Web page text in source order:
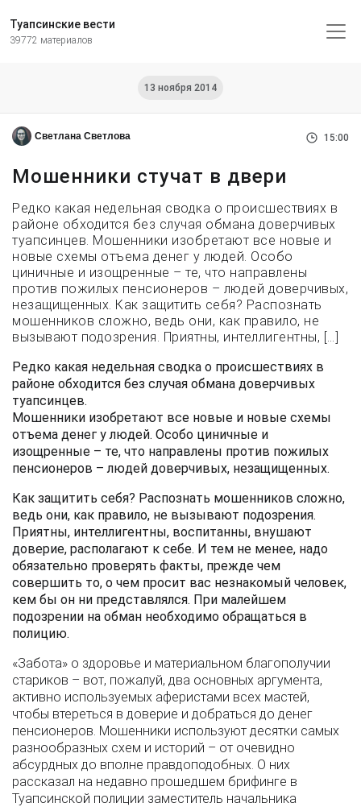
Туапсинские вести
39772 материалов
13 ноября 2014
Светлана Светлова 15:00
Мошенники стучат в двери
Редко какая недельная сводка о происшествиях в
районе обходится без случая обмана доверчивых
туапсинцев. Мошенники изобретают все новые и
новые схемы отъема денег у людей. Особо
циничные и изощренные – те, что направлены
против пожилых пенсионеров – людей доверчивых,
незащищенных. Как защитить себя? Распознать
мошенников сложно, ведь они, как правило, не
вызывают подозрения. Приятны, интеллигентны, […]
Редко какая недельная сводка о происшествиях в
районе обходится без случая обмана доверчивых
туапсинцев.
Мошенники изобретают все новые и новые схемы
отъема денег у людей. Особо циничные и
изощренные – те, что направлены против пожилых
пенсионеров – людей доверчивых, незащищенных.
Как защитить себя? Распознать мошенников сложно,
ведь они, как правило, не вызывают подозрения.
Приятны, интеллигентны, воспитанны, внушают
доверие, располагают к себе. И тем не менее, надо
обязательно проверять факты, прежде чем
совершить то, о чем просит вас незнакомый человек,
кем бы он ни представлялся. При малейшем
подозрении на обман необходимо обращаться в
полицию.
«Забота» о здоровье и материальном благополучии
стариков – вот, пожалуй, два основных аргумента,
активно используемых аферистами всех мастей,
чтобы втереться в доверие и добраться до денег
пенсионеров. Мошенники используют десятки самых
разнообразных схем и историй – от очевидно
абсурдных до вполне правдоподобных. О них
рассказал на недавно прошедшем брифинге в
Туапсинской полиции заместитель начальника